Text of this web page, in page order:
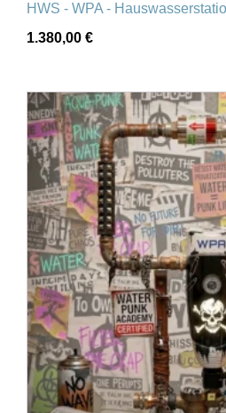
HWS - WPA -
1.380,00 €